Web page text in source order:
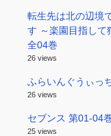
転生先は北の辺境
す ～楽園目指して
全04巻
26 views
ふらいんぐうぃっ
26 views
セブンス 第01-04
25 views